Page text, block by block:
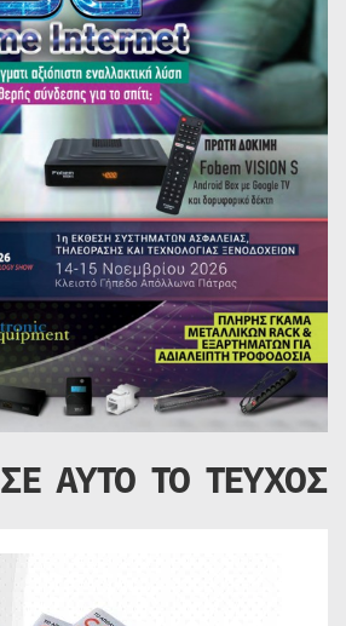
ΣΕ ΑΥΤΟ ΤΟ ΤΕΥΧΟΣ